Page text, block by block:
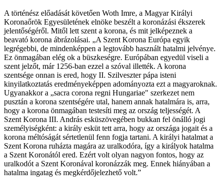
A történész előadását követően Woth Imre, a Magyar Királyi
Koronaőrök Egyesületének elnöke beszélt a koronázási ékszerek
jelentőségéről. Mitől lett szent a korona, és mit jelképeznek a
beavató korona ábrázolásai. „A Szent Korona Európa egyik
legrégebbi, de mindenképpen a legtovább használt hatalmi jelvénye.
Ez önmagában elég ok a büszkeségre. Európában egyedül viseli a
szent jelzőt, már 1256-ban ezzel a szóval illették. A korona
szentsége onnan is ered, hogy II. Szilveszter pápa isteni
kinyilatkoztatás eredményeképpen adományozta ezt a magyaroknak.
Ugyanakkor a „sacra corona regni Hungariae" szerkezet nem
pusztán a korona szentségére utal, hanem annak hatalmára is, arra,
hogy a korona önmagában testesíti meg az ország teljességét. A
Szent Korona III. András esküszövegében bukkan fel önálló jogi
személyiségként: a király esküt tett arra, hogy az országa jogait és a
korona méltóságát sértetlenül fenn fogja tartani. A királyi hatalmat a
Szent Korona ruházta magára az uralkodóra, így a királyok hatalma
a Szent Koronától ered. Ezért volt olyan nagyon fontos, hogy az
uralkodót a Szent Koronával koronázzák meg. Ennek hiányában a
hatalma ingatag és megkérdőjelezhető volt.”